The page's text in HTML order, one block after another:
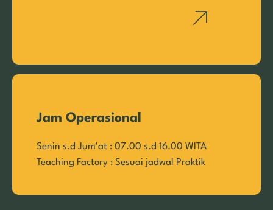
Jam Operasional
Senin s.d Jum’at : 07.00 s.d 16.00 WITA
Teaching Factory : Sesuai jadwal Praktik